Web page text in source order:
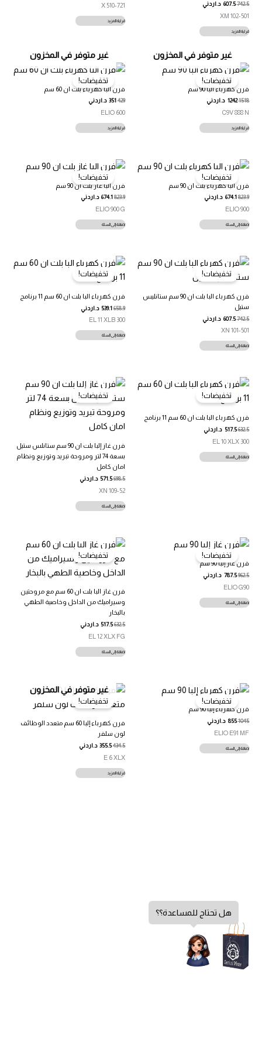
742.5
607.5 د.اردني
102-501 XM
قراءة المزيد
510-721 X
قراءة المزيد
غير متوفر في المخزون
تخفيضات!
فرن كهرباء البا 90 سم
1518
1242 د.اردني
C9V 888 N
قراءة المزيد
غير متوفر في المخزون
تخفيضات!
فرن البا كهرباء بلت ان 60 سم
429
351 د.اردني
ELIO 600
قراءة المزيد
تخفيضات!
فرن البا كهرباء بلت ان 90 سم
823.9
674.1 د.اردني
ELIO 900
إضافة إلى السلة
تخفيضات!
فرن البا غاز بلت ان 90 سم
823.9
674.1 د.اردني
ELIO 900 G
إضافة إلى السلة
تخفيضات!
فرن كهرباء البا بلت ان 90 سم ستانليس
ستيل
742.5
607.5 د.اردني
101-501 XN
إضافة إلى السلة
تخفيضات!
فرن كهرباء البا بلت ان 60 سم 11 برنامج
658.9
539.1 د.اردني
EL 11 XLB 300
إضافة إلى السلة
تخفيضات!
فرن كهرباء البا بلت ان 60 سم 11 برنامج
632.5
517.5 د.اردني
EL 10 XLX 300
إضافة إلى السلة
تخفيضات!
فرن غاز إلبا بلت ان 90 سم ستانلس ستيل
بسعة 74 لتر ومروحة تبريد وتوزيع ونظام
امان كامل
698.5
571.5 د.اردني
109-52 XN
إضافة إلى السلة
تخفيضات!
فرن غاز إلبا 90 سم
962.5
787.5 د.اردني
ELIO G90
إضافة إلى السلة
تخفيضات!
فرن غاز البا بلت ان 60 سم مع مروحتين
وسيراميك من الداخل وخاصية الطهي
بالبخار
632.5
517.5 د.اردني
EL 12 XLX FG
إضافة إلى السلة
تخفيضات!
فرن كهرباء إلبا 90 سم
1045
855 د.اردني
ELIO E91 MF
إضافة إلى السلة
غير متوفر في المخزون
تخفيضات!
فرن كهرباء إلبا 60 سم متعدد الوظائف
لون سلفر
434.5
355.5 د.اردني
E 6 XLX
قراءة المزيد
هل تحتاج للمساعدة؟؟